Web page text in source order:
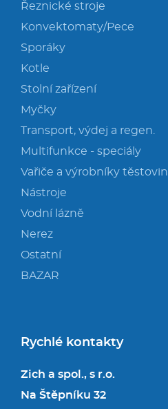
Řeznické stroje
Konvektomaty/Pece
Sporáky
Kotle
Stolní zařízení
Myčky
Transport, výdej a regen.
Multifunkce - speciály
Vařiče a výrobníky těstovin
Nástroje
Vodní lázně
Nerez
Ostatní
BAZAR
Rychlé kontakty
Zich a spol., s r.o.
Na Štěpníku 32